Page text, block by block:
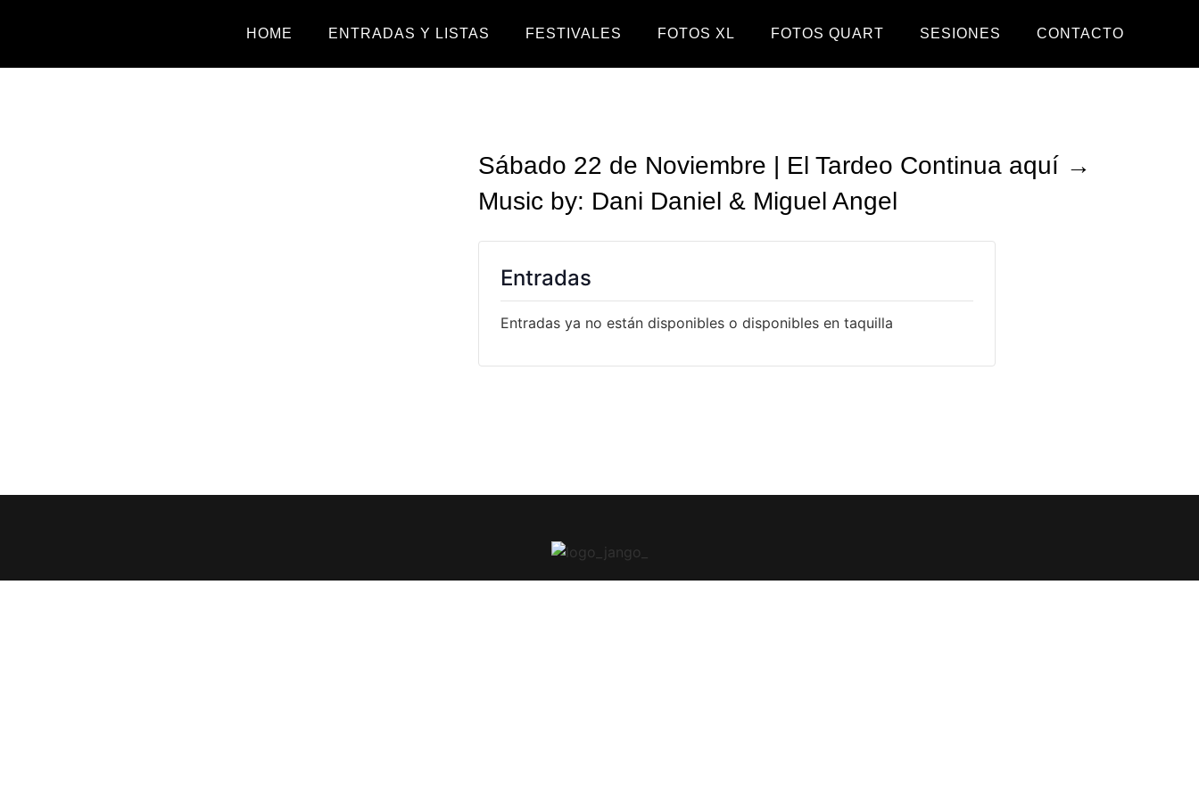
HOME ENTRADAS Y LISTAS FESTIVALES FOTOS XL FOTOS QUART SESIONES CONTACTO
Sábado 22 de Noviembre | El Tardeo Continua aquí →
Music by: Dani Daniel & Miguel Angel
Entradas
Entradas ya no están disponibles o disponibles en taquilla